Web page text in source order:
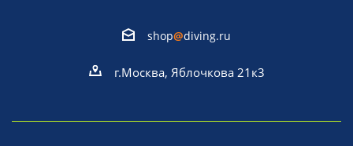
shop@diving.ru
г.Москва, Яблочкова 21к3